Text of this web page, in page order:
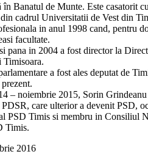
în Banatul de Munte. Este
cadrul Universitatii de Vest din
in anul 1998 cand, pentru
facultate.
pana in 2004 a fost director la
a fost ales deputat de
– noiembrie 2015, Sorin
care ulterior a devenit PSD,
PSD Timis si membru in Consiliul
Timis.
2016